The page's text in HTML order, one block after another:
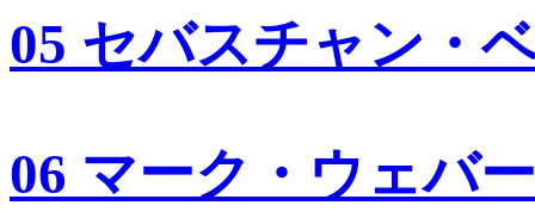
05 セバスチャン・
06 マーク・ウェバー